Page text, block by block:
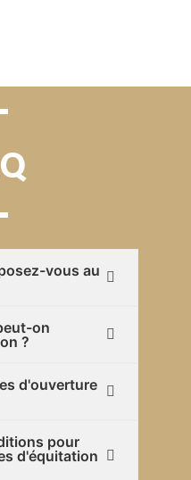
vous au
on
?
d'ouverture
pour
d'équitation